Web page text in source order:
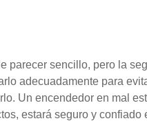
parecer sencillo, pero la
adecuadamente para
Un encendedor en mal
estará seguro y confiado